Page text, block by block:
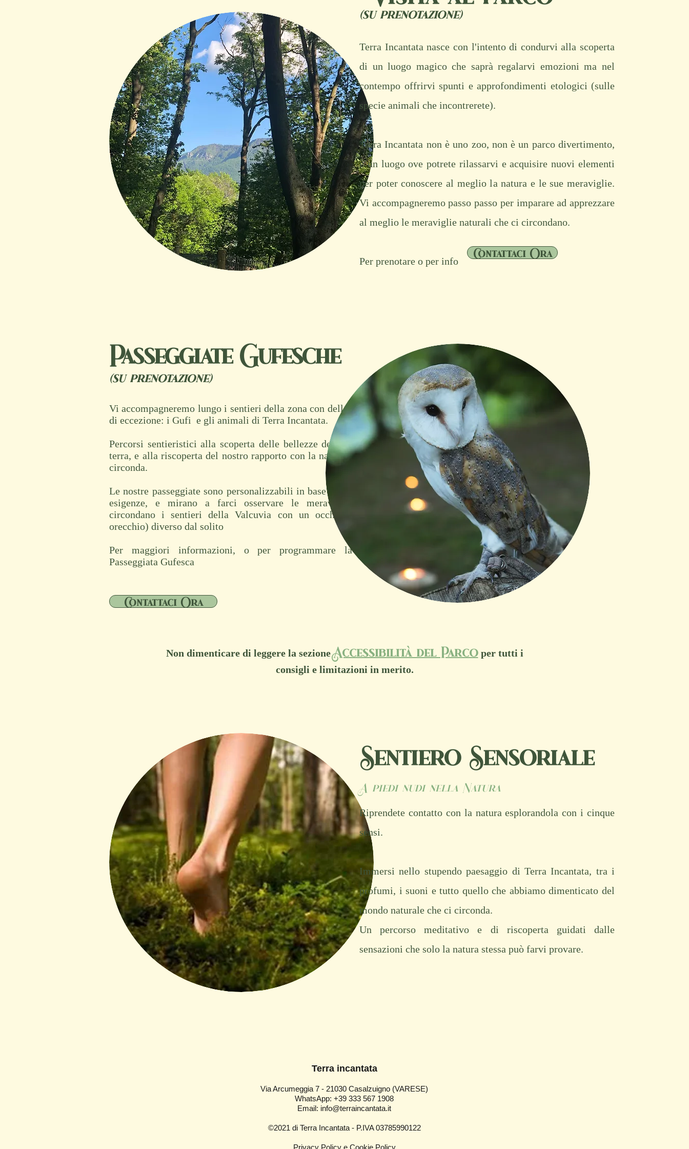
(su prenotazione)
Terra Incantata nasce con l'intento di condurvi alla scoperta
di un luogo magico che saprà regalarvi emozioni ma nel
contempo offrirvi spunti e approfondimenti etologici (sulle
specie animali che incontrerete).
Terra Incantata non è uno zoo, non è un parco divertimento,
è un luogo ove potrete rilassarvi e acquisire nuovi elementi
per poter conoscere al meglio la natura e le sue meraviglie.
Vi accompagneremo passo passo per imparare ad apprezzare
al meglio le meraviglie naturali che ci circondano.
Per prenotare o per info Contattaci Ora
Passeggiate Gufesche
(su prenotazione)
Vi accompagneremo lungo i sentieri della zona con delle guide
di eccezione: i Gufi e gli animali di Terra Incantata.
Percorsi sentieristici alla scoperta delle bellezze della Nostra
terra, e alla riscoperta del nostro rapporto con la natura che ci
circonda.
Le nostre passeggiate sono personalizzabili in base alle vostre
esigenze, e mirano a farci osservare le meraviglie che
circondano i sentieri della Valcuvia con un occhio (e un
orecchio) diverso dal solito
Per maggiori informazioni, o per programmare la tua
Passeggiata Gufesca
Contattaci Ora
Non dimenticare di leggere la sezione Accessibilità del Parco per tutti i
consigli e limitazioni in merito.
Sentiero Sensoriale
A piedi nudi nella Natura
Riprendete contatto con la natura esplorandola con i cinque
sensi.
Immersi nello stupendo paesaggio di Terra Incantata, tra i
profumi, i suoni e tutto quello che abbiamo dimenticato del
mondo naturale che ci circonda.
Un percorso meditativo e di riscoperta guidati dalle
sensazioni che solo la natura stessa può farvi provare.
Terra incantata
Via Arcumeggia 7 - 21030 Casalzuigno (VARESE)
WhatsApp: +39 333 567 1908
Email: info@terraincantata.it
©2021 di Terra Incantata - P.IVA 03785990122
Privacy Policy e Cookie Policy